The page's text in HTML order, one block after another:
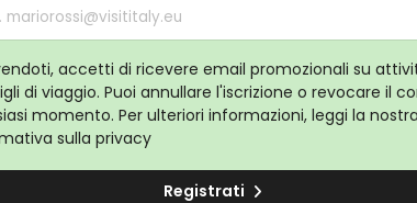
accetti di ricevere email promozionali su
di viaggio. Puoi annullare l'iscrizione o revocare il
momento. Per ulteriori informazioni, leggi la
sulla privacy
Registrati